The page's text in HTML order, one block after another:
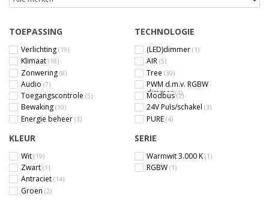
TOEPASSING
Verlichting (19)
Klimaat (18)
Zonwering (8)
Audio (7)
Toegangscontrole (5)
Bewaking (10)
Energie beheer (3)
TECHNOLOGIE
(LED)dimmer (1)
AIR (5)
Tree (30)
PWM d.m.v. RGBW
dimmer(1)
Modbus(2)
24V Puls/schakel (3)
PURE (4)
KLEUR
Wit (19)
Zwart (1)
Antraciet (14)
Groen (2)
SERIE
Warmwit 3.000 K (1)
RGBW (1)